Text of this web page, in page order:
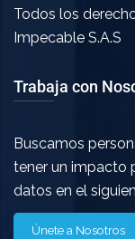
Todos los
Impecable S.A.S
Trabaja con
Buscamos
tener un impacto
datos en el
Únete a Nosotros